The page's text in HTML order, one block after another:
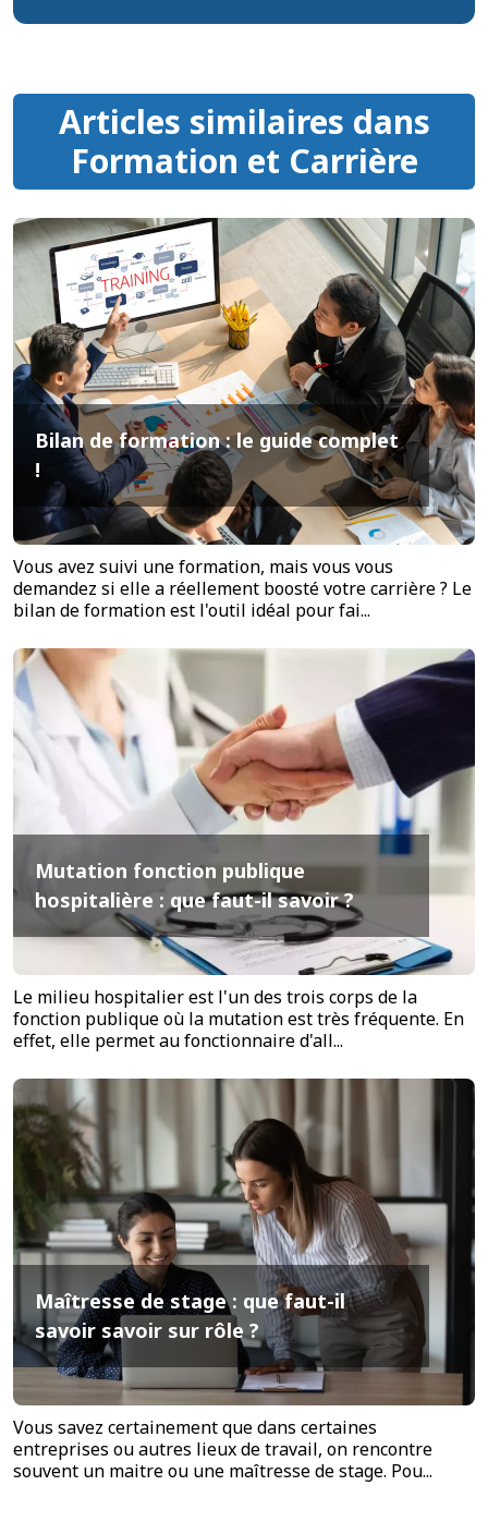
Articles similaires dans
Formation et Carrière
Bilan de formation : le guide complet
!
Vous avez suivi une formation, mais vous vous
demandez si elle a réellement boosté votre carrière ? Le
bilan de formation est l'outil idéal pour fai...
Mutation fonction publique
hospitalière : que faut-il savoir ?
Le milieu hospitalier est l'un des trois corps de la
fonction publique où la mutation est très fréquente. En
effet, elle permet au fonctionnaire d'all...
Maîtresse de stage : que faut-il
savoir savoir sur rôle ?
Vous savez certainement que dans certaines
entreprises ou autres lieux de travail, on rencontre
souvent un maitre ou une maîtresse de stage. Pou...